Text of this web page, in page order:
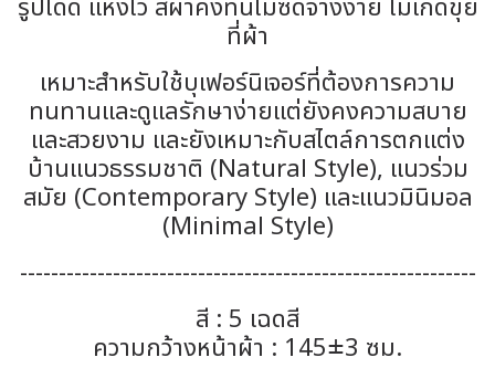
รูปได้ดี แห้งไว สีผ้าคงทนไม่ซีดจางง่าย ไม่เกิดขุย
ที่ผ้า
เหมาะสำหรับใช้บุเฟอร์นิเจอร์ที่ต้องการความ
ทนทานและดูแลรักษาง่ายแต่ยังคงความสบาย
และสวยงาม และยังเหมาะกับสไตล์การตกแต่ง
บ้านแนวธรรมชาติ (Natural Style), แนวร่วม
สมัย (Contemporary Style) และแนวมินิมอล
(Minimal Style)
-----------------------------------------------------------
สี : 5 เฉดสี
ความกว้างหน้าผ้า : 145±3 ซม.